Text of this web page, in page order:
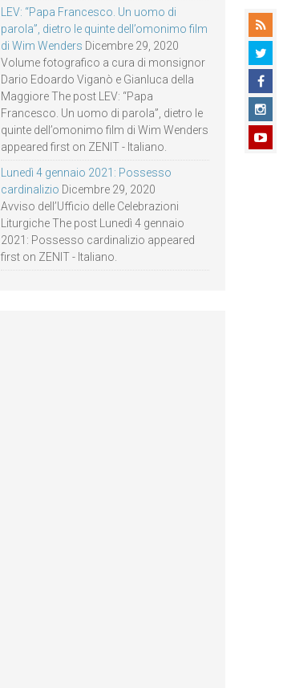
LEV: “Papa Francesco. Un uomo di
parola”, dietro le quinte dell’omonimo film
di Wim Wenders Dicembre 29, 2020
Volume fotografico a cura di monsignor
Dario Edoardo Viganò e Gianluca della
Maggiore The post LEV: “Papa
Francesco. Un uomo di parola”, dietro le
quinte dell’omonimo film di Wim Wenders
appeared first on ZENIT - Italiano.
Lunedì 4 gennaio 2021: Possesso
cardinalizio Dicembre 29, 2020
Avviso dell’Ufficio delle Celebrazioni
Liturgiche The post Lunedì 4 gennaio
2021: Possesso cardinalizio appeared
first on ZENIT - Italiano.